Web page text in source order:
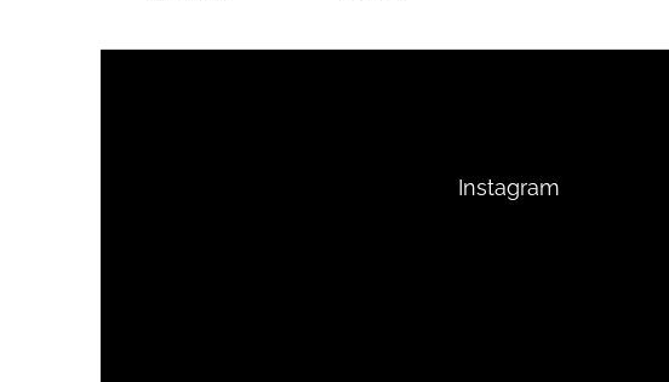
Instagram